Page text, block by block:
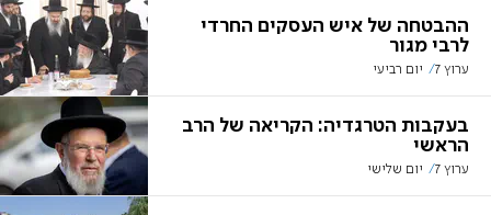
ההבטחה של איש העסקים החרדי
לרבי מגור
ערוץ 7 יום רביעי
בעקבות הטרגדיה: הקריאה של הרב
הראשי
ערוץ 7 יום שלישי